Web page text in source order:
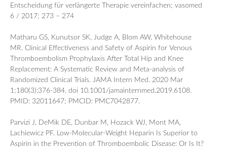
Entscheidung für verlängerte Therapie vereinfachen; vasomed
6 / 2017; 273 – 274
Matharu GS, Kunutsor SK, Judge A, Blom AW, Whitehouse
MR. Clinical Effectiveness and Safety of Aspirin for Venous
Thromboembolism Prophylaxis After Total Hip and Knee
Replacement: A Systematic Review and Meta-analysis of
Randomized Clinical Trials. JAMA Intern Med. 2020 Mar
1;180(3):376-384. doi 10.1001/jamainternmed.2019.6108.
PMID: 32011647; PMCID: PMC7042877.
Parvizi J, DeMik DE, Dunbar M, Hozack WJ, Mont MA,
Lachiewicz PF. Low-Molecular-Weight Heparin Is Superior to
Aspirin in the Prevention of Thromboembolic Disease: Or Is It?